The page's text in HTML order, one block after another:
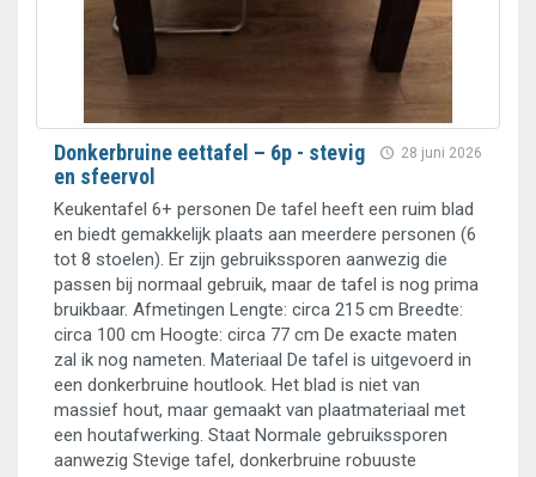
28 juni 2026
Donkerbruine eettafel – 6p - stevig
en sfeervol
Keukentafel 6+ personen De tafel heeft een ruim blad
en biedt gemakkelijk plaats aan meerdere personen (6
tot 8 stoelen). Er zijn gebruikssporen aanwezig die
passen bij normaal gebruik, maar de tafel is nog prima
bruikbaar. Afmetingen Lengte: circa 215 cm Breedte:
circa 100 cm Hoogte: circa 77 cm De exacte maten
zal ik nog nameten. Materiaal De tafel is uitgevoerd in
een donkerbruine houtlook. Het blad is niet van
massief hout, maar gemaakt van plaatmateriaal met
een houtafwerking. Staat Normale gebruikssporen
aanwezig Stevige tafel, donkerbruine robuuste